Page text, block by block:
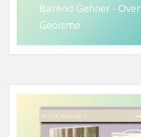
Barend Gehner -
Geoisme